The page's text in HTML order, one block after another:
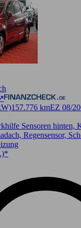
157.776 kmEZ 08/
Sensoren hinten,
Regensensor,